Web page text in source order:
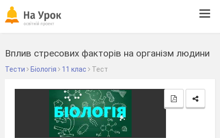
Вплив стресових факторів на організм людини
Тести Біологія 11 клас Тест